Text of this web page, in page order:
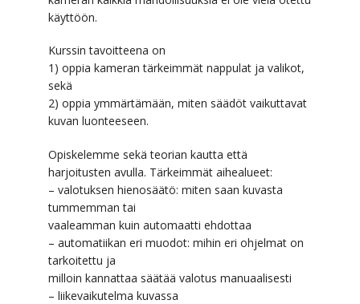
käyttöön.
Kurssin tavoitteena on
1) oppia kameran tärkeimmät nappulat ja valikot,
sekä
2) oppia ymmärtämään, miten säädöt vaikuttavat
kuvan luonteeseen.
Opiskelemme sekä teorian kautta että
harjoitusten avulla. Tärkeimmät aihealueet:
– valotuksen hienosäätö: miten saan kuvasta
tummemman tai
vaaleamman kuin automaatti ehdottaa
– automatiikan eri muodot: mihin eri ohjelmat on
tarkoitettu ja
milloin kannattaa säätää valotus manuaalisesti
– liikevaikutelma kuvassa